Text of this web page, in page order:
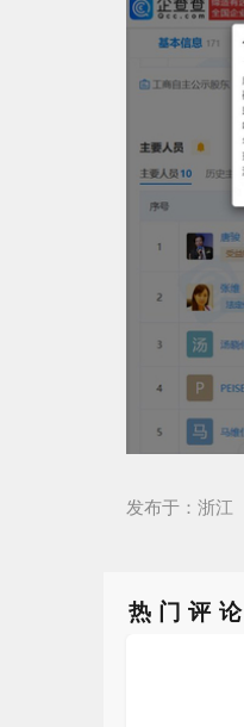
发布于：浙江
热门评论